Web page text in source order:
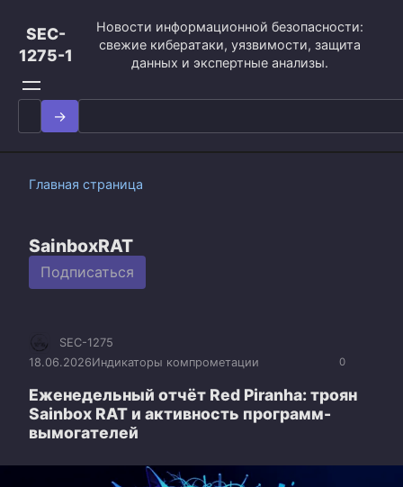
контенту
SEC-
1275-1
Новости информационной безопасности:
свежие кибератаки, уязвимости, защита
данных и экспертные анализы.
Search
for:
Главная страница
SainboxRAT
Подписаться
0
SEC-1275
18.06.2026Индикаторы компрометации
Еженедельный отчёт Red Piranha: троян
Sainbox RAT и активность программ-
вымогателей